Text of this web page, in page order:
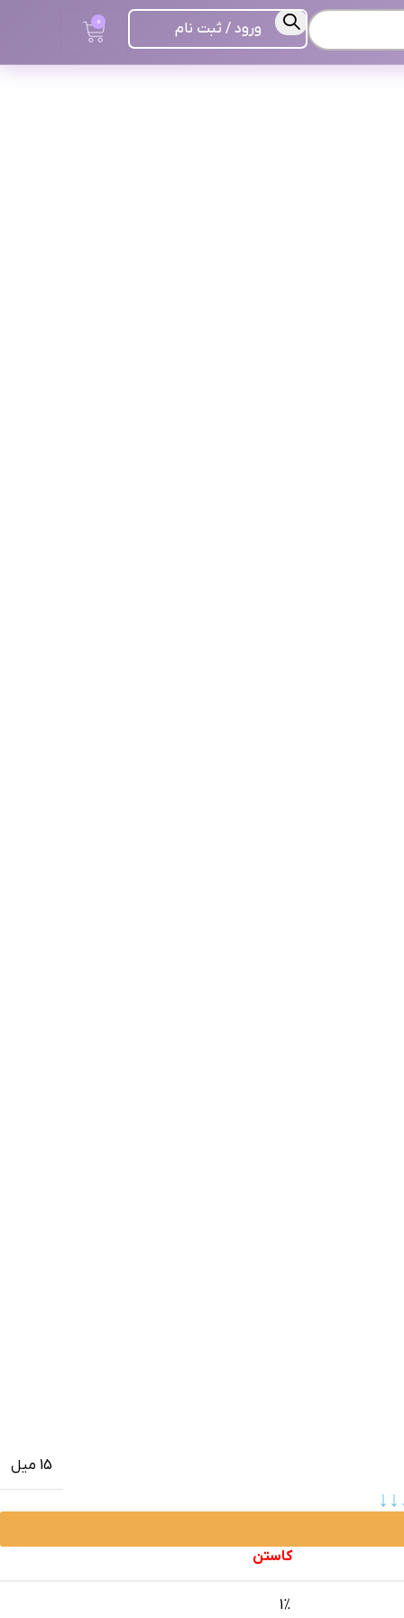
ورود / ثبت نام 0
15 میل
کاستن
1%